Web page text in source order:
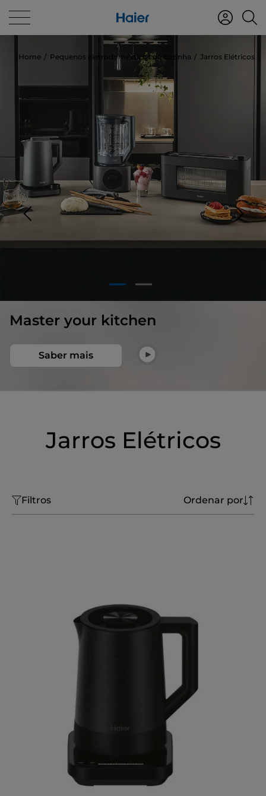
Home Pequenos eletrodomésticos de cozinha Jarros Elétricos
Master your kitchen
Saber mais
1 2
Jarros Elétricos
Filtros Ordenar por